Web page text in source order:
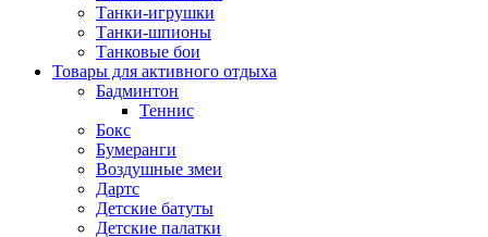
Танки-игрушки
Танки-шпионы
Танковые бои
Товары для активного отдыха
Бадминтон
Теннис
Бокс
Бумеранги
Воздушные змеи
Дартс
Детские батуты
Детские палатки